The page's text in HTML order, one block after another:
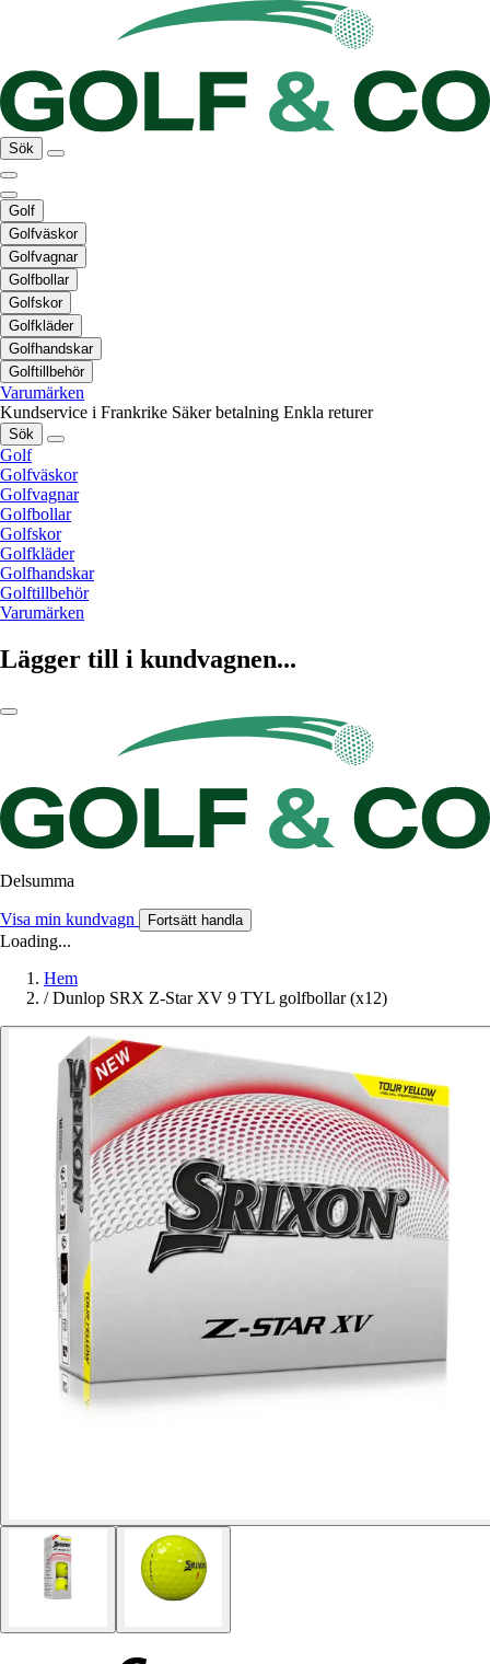
Sök
Golf
Golfväskor
Golfvagnar
Golfbollar
Golfskor
Golfkläder
Golfhandskar
Golftillbehör
Varumärken
Kundservice i Frankrike Säker betalning Enkla returer
Sök
Golf
Golfväskor
Golfvagnar
Golfbollar
Golfskor
Golfkläder
Golfhandskar
Golftillbehör
Varumärken
Lägger till i kundvagnen...
Delsumma
Visa min kundvagn Fortsätt handla
Loading...
Hem
/ Dunlop SRX Z-Star XV 9 TYL golfbollar (x12)